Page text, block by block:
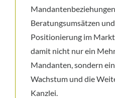
Beratungsumsätzen
Positionierung im
damit nicht nur ein
Mandanten, sondern
Wachstum und die
Kanzlei.